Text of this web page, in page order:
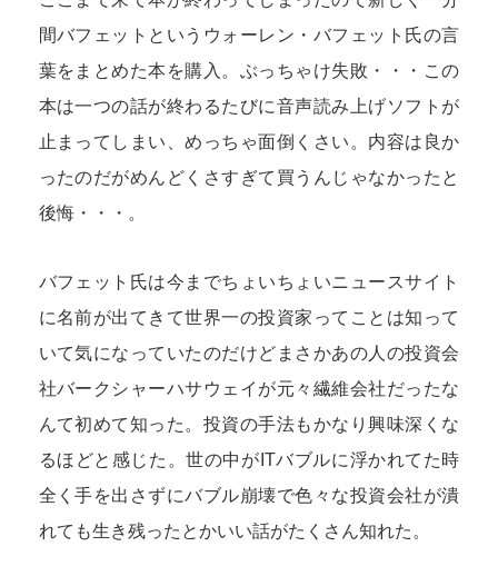
間バフェットというウォーレン・バフェット氏の言
葉をまとめた本を購入。ぶっちゃけ失敗・・・この
本は一つの話が終わるたびに音声読み上げソフトが
止まってしまい、めっちゃ面倒くさい。内容は良か
ったのだがめんどくさすぎて買うんじゃなかったと
後悔・・・。
バフェット氏は今までちょいちょいニュースサイト
に名前が出てきて世界一の投資家ってことは知って
いて気になっていたのだけどまさかあの人の投資会
社バークシャーハサウェイが元々繊維会社だったな
んて初めて知った。投資の手法もかなり興味深くな
るほどと感じた。世の中がITバブルに浮かれてた時
全く手を出さずにバブル崩壊で色々な投資会社が潰
れても生き残ったとかいい話がたくさん知れた。